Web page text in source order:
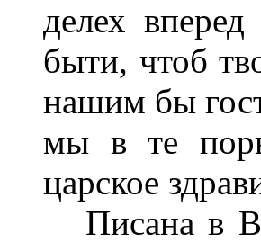
делех
быти, чтоб
нашим бы
мы в те
царское
Писана в